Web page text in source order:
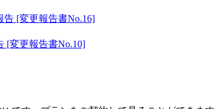
[変更報告書No.16]
[変更報告書No.10]